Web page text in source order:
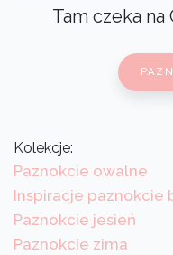
Tam czeka na
Kolekcje:
Paznokcie owalne
Inspiracje paznokcie
Paznokcie jesień
Paznokcie zima